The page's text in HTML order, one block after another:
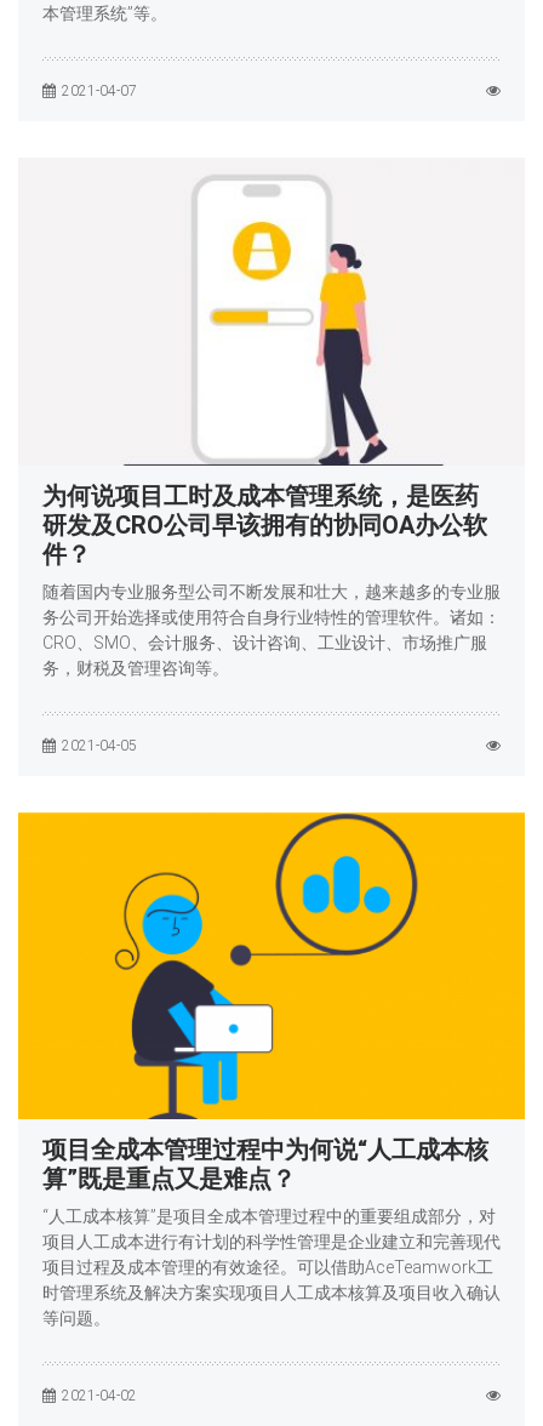
本管理系统”等。
2021-04-07
为何说项目工时及成本管理系统，是医药
研发及CRO公司早该拥有的协同OA办公软
件？
随着国内专业服务型公司不断发展和壮大，越来越多的专业服
务公司开始选择或使用符合自身行业特性的管理软件。诸如：
CRO、SMO、会计服务、设计咨询、工业设计、市场推广服
务，财税及管理咨询等。
2021-04-05
项目全成本管理过程中为何说“人工成本核
算”既是重点又是难点？
“人工成本核算”是项目全成本管理过程中的重要组成部分，对
项目人工成本进行有计划的科学性管理是企业建立和完善现代
项目过程及成本管理的有效途径。可以借助AceTeamwork工
时管理系统及解决方案实现项目人工成本核算及项目收入确认
等问题。
2021-04-02